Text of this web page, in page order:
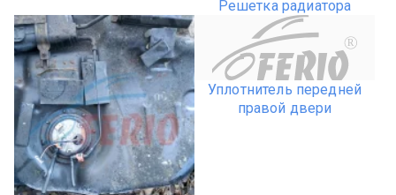
Решетка радиатора
R
Уплотнитель передней
правой двери